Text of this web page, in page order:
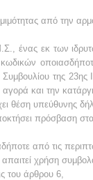
από την
ένας εκ των
της 23ης
αγορά και την
θέση υπεύθυνης
πρόσβαση στα
από τις
χρήση
του άρθρου 6,